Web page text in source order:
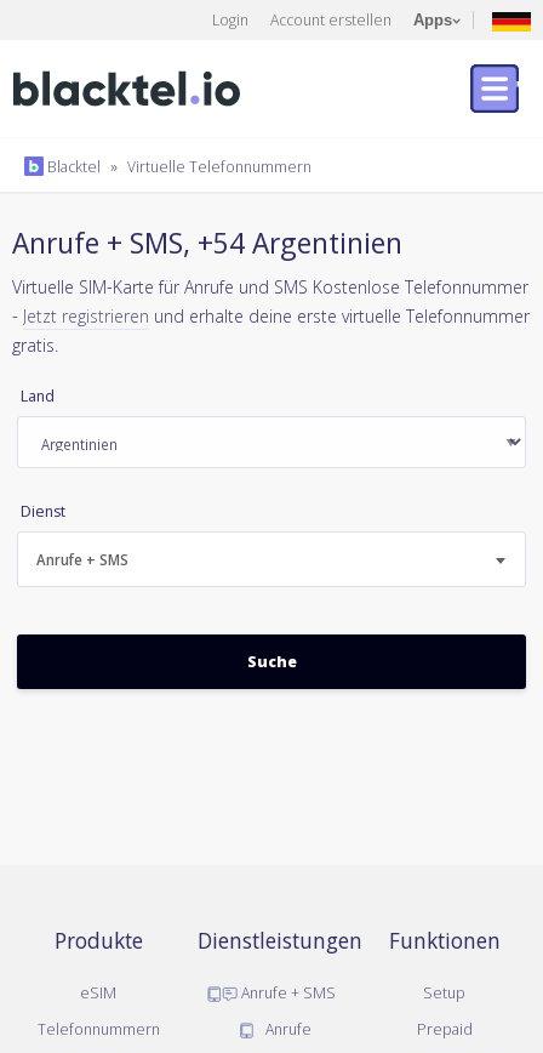
Login Account erstellen Apps
Blacktel » Virtuelle Telefonnummern
Anrufe + SMS, +54 Argentinien
Virtuelle SIM-Karte für Anrufe und SMS Kostenlose Telefonnummer
- Jetzt registrieren und erhalte deine erste virtuelle Telefonnummer
gratis.
Land
Dienst
Anrufe + SMS
Produkte
eSIM
Telefonnummern
Dienstleistungen
Anrufe + SMS
Anrufe
Funktionen
Setup
Prepaid